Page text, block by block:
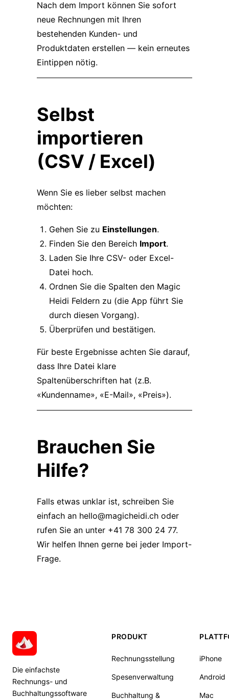
Nach dem Import können Sie sofort
neue Rechnungen mit Ihren
bestehenden Kunden- und
Produktdaten erstellen — kein erneutes
Eintippen nötig.
Selbst
importieren
(CSV / Excel)
Wenn Sie es lieber selbst machen
möchten:
Gehen Sie zu Einstellungen.
Finden Sie den Bereich Import.
Laden Sie Ihre CSV- oder Excel-
Datei hoch.
Ordnen Sie die Spalten den Magic
Heidi Feldern zu (die App führt Sie
durch diesen Vorgang).
Überprüfen und bestätigen.
Für beste Ergebnisse achten Sie darauf,
dass Ihre Datei klare
Spaltenüberschriften hat (z.B.
«Kundenname», «E-Mail», «Preis»).
Brauchen Sie
Hilfe?
Falls etwas unklar ist, schreiben Sie
einfach an hello@magicheidi.ch oder
rufen Sie an unter +41 78 300 24 77.
Wir helfen Ihnen gerne bei jeder Import-
Frage.
Die einfachste
Rechnungs- und
Buchhaltungssoftware
PRODUKT
Rechnungsstellung
Spesenverwaltung
Buchhaltung &
iPhone
Android
Mac